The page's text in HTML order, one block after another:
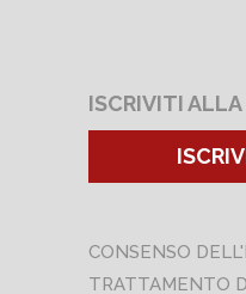
ISCRIVITI
CONSENSO
TRATTAMENTO